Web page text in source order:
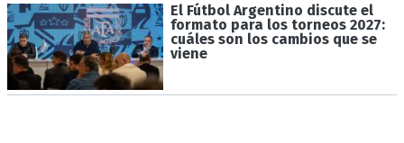
El Fútbol Argentino discute el
formato para los torneos 2027:
cuáles son los cambios que se
viene